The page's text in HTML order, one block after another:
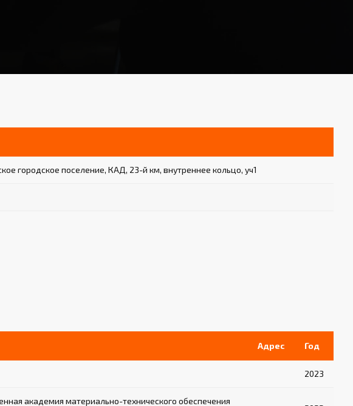
городское поселение, КАД, 23-й км, внутреннее кольцо, уч1
Адрес Год
2023
академия материально-технического обеспечения